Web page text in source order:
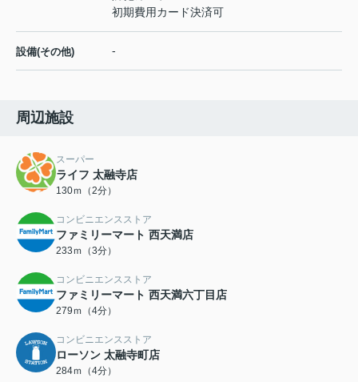
初期費用カード決済可
設備(その他) -
周辺施設
スーパー
ライフ 太融寺店
130ｍ（2分）
コンビニエンスストア
ファミリーマート 西天満店
233ｍ（3分）
コンビニエンスストア
ファミリーマート 西天満六丁目店
279ｍ（4分）
コンビニエンスストア
ローソン 太融寺町店
284ｍ（4分）